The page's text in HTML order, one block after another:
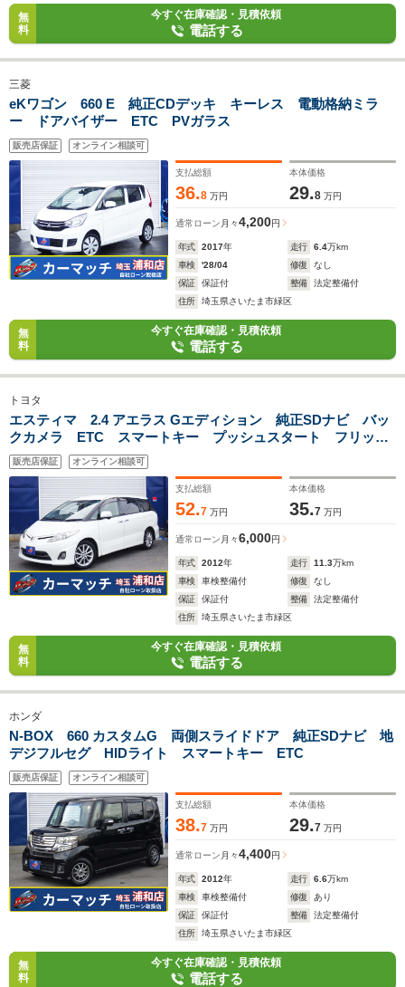
無
料
今すぐ在庫確認・見積依頼
電話する
三菱
eKワゴン 660 E 純正CDデッキ キーレス 電動格納ミラ
ー ドアバイザー ETC PVガラス
販売店保証 オンライン相談可
支払総額
36.8 万円
本体価格
29.8 万円
通常ローン 月々4,200円
年式 2017年 走行 6.4万km
車検
'28/04 修復
なし
保証
保証付 整備
法定整備付
住所
埼玉県さいたま市緑区
無
料
今すぐ在庫確認・見積依頼
電話する
トヨタ
エスティマ 2.4 アエラス Gエディション 純正SDナビ バッ
クカメラ ETC スマートキー プッシュスタート フリップ
ダウンモニター 両側パワースライドドア オートエアコン
ドアバイザー クルーズコントロール
販売店保証 オンライン相談可
支払総額
52.7 万円
本体価格
35.7 万円
通常ローン 月々6,000円
年式 2012年 走行 11.3万km
車検
車検整備付 修復
なし
保証
保証付 整備
法定整備付
住所
埼玉県さいたま市緑区
無
料
今すぐ在庫確認・見積依頼
電話する
ホンダ
N-BOX 660 カスタムG 両側スライドドア 純正SDナビ 地
デジフルセグ HIDライト スマートキー ETC
販売店保証 オンライン相談可
支払総額
38.7 万円
本体価格
29.7 万円
通常ローン 月々4,400円
年式 2012年 走行 6.6万km
車検
車検整備付 修復
あり
保証
保証付 整備
法定整備付
住所
埼玉県さいたま市緑区
無
料
今すぐ在庫確認・見積依頼
電話する